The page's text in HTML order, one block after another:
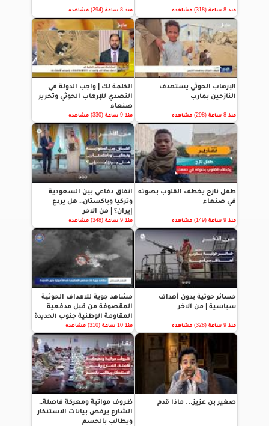
منذ 8 ساعة (318) مشاهده منذ 8 ساعة (294) مشاهده
الإرهاب الحوثي يستهدف
النازحين بمارب
منذ 8 ساعة (298) مشاهده
الكلمة لك | واجب الدولة في
التصدي للإرهاب الحوثي وتحرير
صنعاء
منذ 9 ساعة (330) مشاهده
طفل نازح يخطف القلوب بصوته
في صنعاء
منذ 9 ساعة (149) مشاهده
اتفاق دفاعي بين السعودية
وتركيا وباكستان.. هل يردع
إيران؟ | من الاخر
منذ 9 ساعة (348) مشاهده
خسائر حوثية بدون أهداف
سياسية | من الاخر
منذ 9 ساعة (328) مشاهده
مشاهد جوية للاهداف الحوثية
المقصوفة من قبل مدفعية
المقاومة الوطنية جنوب الحديدة
منذ 10 ساعة (310) مشاهده
صغير بن عزيز… ماذا قدم
ظروف مواتية ومعركة فاصلة..
الشارع يرفض بيانات الاستنكار
ويطالب بالحسم